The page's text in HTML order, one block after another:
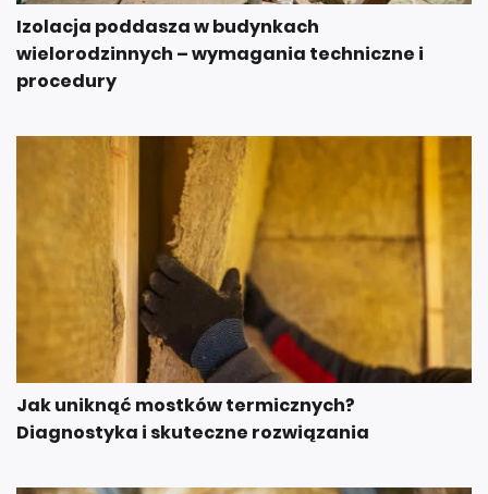
Izolacja poddasza w budynkach
wielorodzinnych – wymagania techniczne i
procedury
Jak uniknąć mostków termicznych?
Diagnostyka i skuteczne rozwiązania